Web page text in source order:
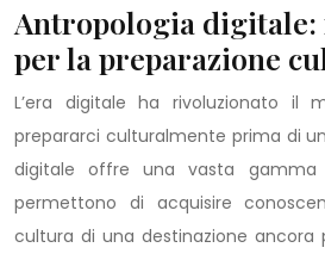
Antropologia
per la preparazione
L’era digitale ha rivoluzionato il
prepararci culturalmente prima di
digitale offre una vasta gamma
permettono di acquisire
cultura di una destinazione ancora